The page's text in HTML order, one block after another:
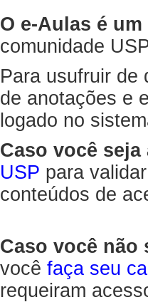
O e-Aulas é
comunidade
Para usufruir de
de anotações e
logado no
Caso você
USP para
conteúdos de
Caso você não
você faça seu
requeiram